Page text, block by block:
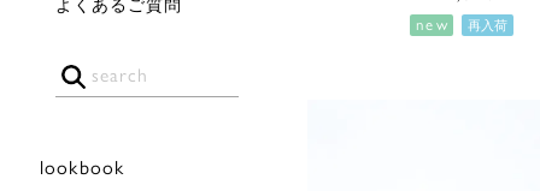
lookbook
new
再入荷